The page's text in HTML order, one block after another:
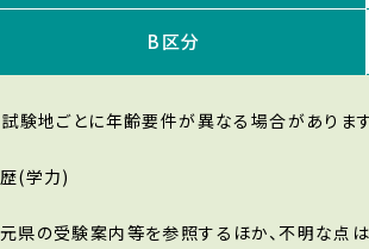
B区分
試験地ごとに年齢要件が異なる場合がありま
(学力)
県の受験案内等を参照するほか、不明な点